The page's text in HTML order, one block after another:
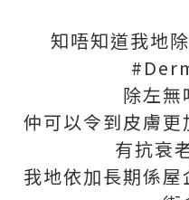
知唔知道我地
除左無
仲可以令到皮膚
有抗衰
我地依加長期係